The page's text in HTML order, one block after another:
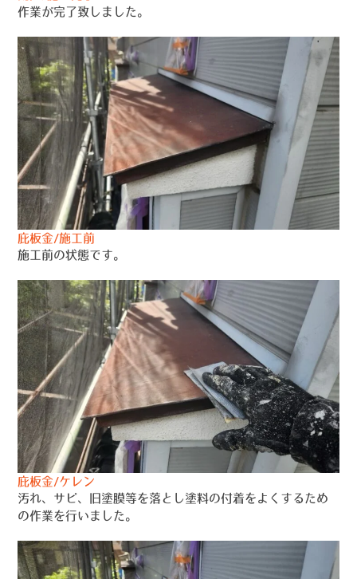
作業が完了致しました。
庇板金/施工前
施工前の状態です。
庇板金/ケレン
汚れ、サビ、旧塗膜等を落とし塗料の付着をよくするため
の作業を行いました。